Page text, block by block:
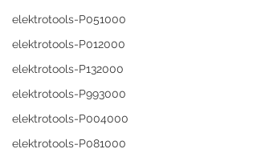
elektrotools-P051000
elektrotools-P012000
elektrotools-P132000
elektrotools-P993000
elektrotools-P004000
elektrotools-P081000